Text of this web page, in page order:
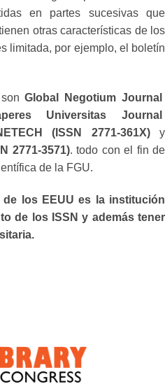
en partes sucesivas que
otras características de los
limitada, por ejemplo, el boletín
sonGlobal Negotium Journal
Universitas Journal
(ISSN 2771-361X)y
2771-3571). todo con el fin de
de la FGU.
los EEUU es la institución
de los ISSN y además tener